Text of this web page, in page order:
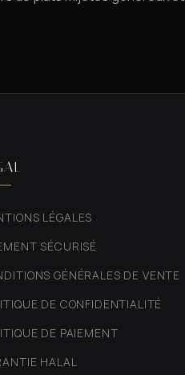
LÉGALES
SÉCURISÉ
GÉNÉRALES DE VENTE
DE CONFIDENTIALITÉ
DE PAIEMENT
HALAL